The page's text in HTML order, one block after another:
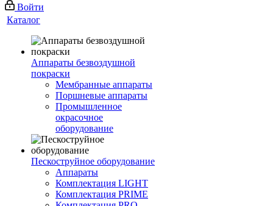
Войти
Каталог
Аппараты безвоздушной
покраски
Мембранные аппараты
Поршневые аппараты
Промышленное
окрасочное
оборудование
Пескоструйное оборудование
Аппараты
Комплектация LIGHT
Комплектация PRIME